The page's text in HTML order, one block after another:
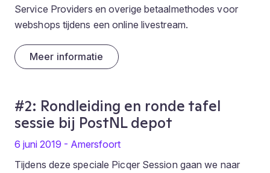
Service Providers en overige betaalmethodes voor
webshops tijdens een online livestream.
Meer informatie
#2: Rondleiding en ronde tafel
sessie bij PostNL depot
6 juni 2019 - Amersfoort
Tijdens deze speciale Picqer Session gaan we naar